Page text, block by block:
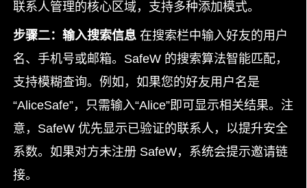
联系人管理的核心区域，支持多种添加模式。
步骤二：输入搜索信息在搜索栏中输入好友的用户
名、手机号或邮箱。SafeW 的搜索算法智能匹配，
支持模糊查询。例如，如果您的好友用户名是
“AliceSafe”，只需输入“Alice”即可显示相关结果。注
意，SafeW 优先显示已验证的联系人，以提升安全
系数。如果对方未注册 SafeW，系统会提示邀请链
接。